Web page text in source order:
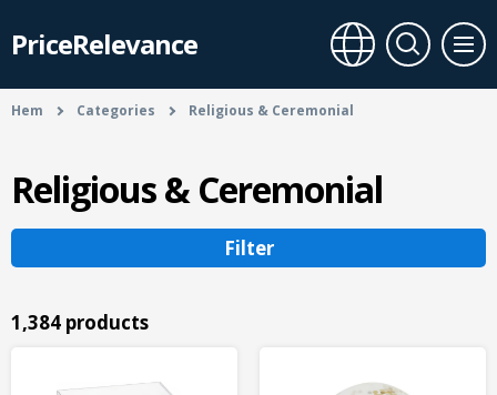
PriceRelevance
Hem Categories Religious & Ceremonial
Religious & Ceremonial
Filter
1,384 products